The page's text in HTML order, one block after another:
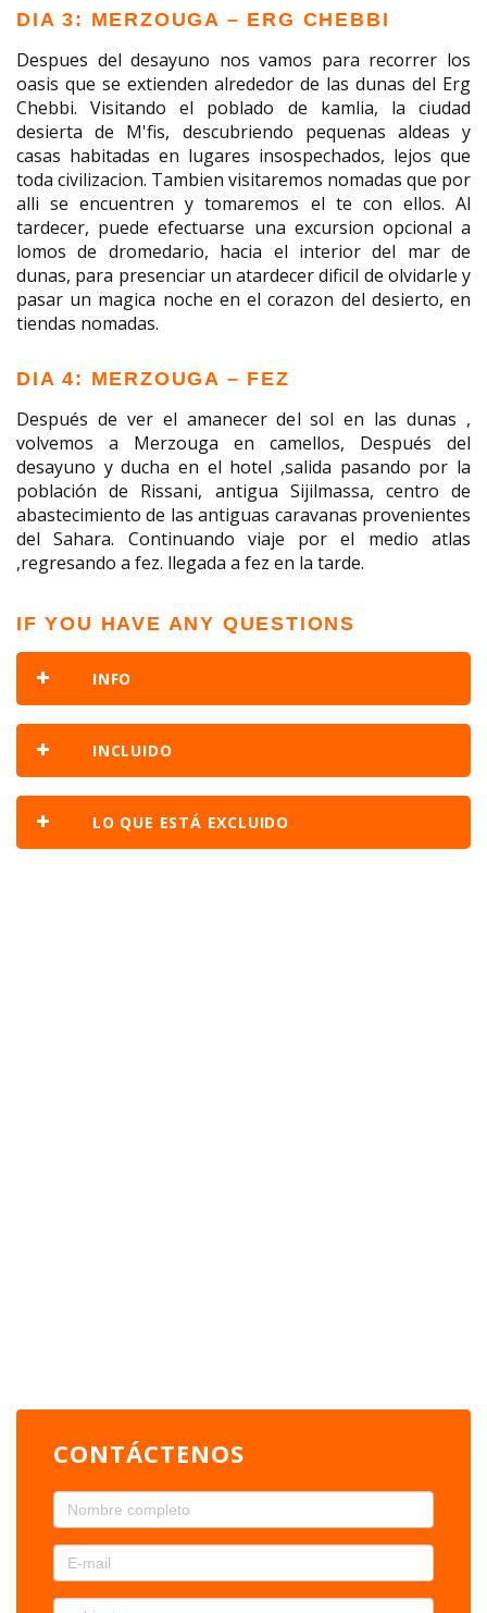
DIA 3: MERZOUGA – ERG CHEBBI
Despues del desayuno nos vamos para recorrer los
oasis que se extienden alrededor de las dunas del Erg
Chebbi. Visitando el poblado de kamlia, la ciudad
desierta de M'fis, descubriendo pequenas aldeas y
casas habitadas en lugares insospechados, lejos que
toda civilizacion. Tambien visitaremos nomadas que por
alli se encuentren y tomaremos el te con ellos. Al
tardecer, puede efectuarse una excursion opcional a
lomos de dromedario, hacia el interior del mar de
dunas, para presenciar un atardecer dificil de olvidarle y
pasar un magica noche en el corazon del desierto, en
tiendas nomadas.
DIA 4: MERZOUGA – FEZ
Después de ver el amanecer del sol en las dunas ,
volvemos a Merzouga en camellos, Después del
desayuno y ducha en el hotel ,salida pasando por la
población de Rissani, antigua Sijilmassa, centro de
abastecimiento de las antiguas caravanas provenientes
del Sahara. Continuando viaje por el medio atlas
,regresando a fez. llegada a fez en la tarde.
IF YOU HAVE ANY QUESTIONS
INFO
INCLUIDO
LO QUE ESTÁ EXCLUIDO
CONTÁCTENOS